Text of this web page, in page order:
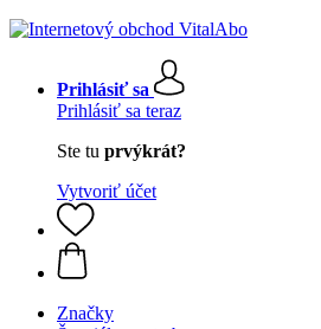
Prihlásiť sa
Prihlásiť sa teraz
Ste tu prvýkrát?
Vytvoriť účet
Značky